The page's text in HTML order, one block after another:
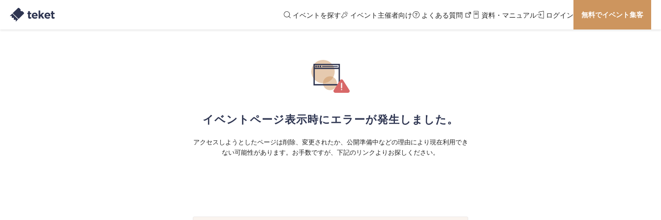
イベントを探す イベント主催者向け よくある質問 資料・マニュアル ログイン 無料でイベント集客
イベントページ表示時にエラーが発生しました。
アクセスしようとしたページは削除、変更されたか、公開準備中などの理由により現在利用でき
ない可能性があります。お手数ですが、下記のリンクよりお探しください。